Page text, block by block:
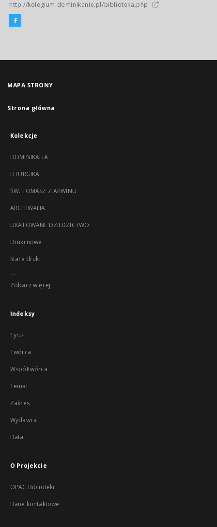
http://kolegium.dominikanie.pl/biblioteka.php
MAPA STRONY
Strona główna
Kolekcje
DOMINIKALIA
LITURGIKA
ŚW. TOMASZ Z AKWINU
ARCHIWALIA
URATOWANE DZIEDZICTWO
Druki nowe
Stare druki
...
Zobacz więcej
Indeksy
Tytuł
Twórca
Współtwórca
Temat
Zakres
Wydawca
Data
O Projekcie
OPAC Biblioteki
Dane kontaktowe